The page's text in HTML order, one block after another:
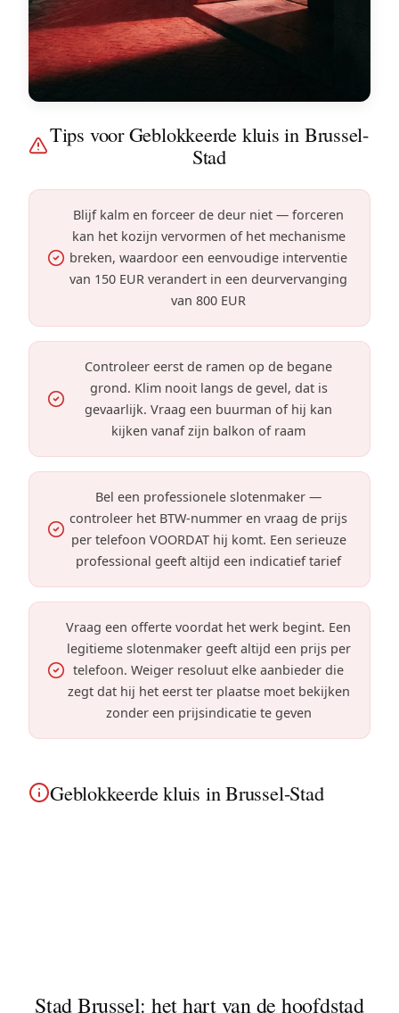
Tips voor Geblokkeerde kluis in Brussel-
Stad
Blijf kalm en forceer de deur niet — forceren
kan het kozijn vervormen of het mechanisme
breken, waardoor een eenvoudige interventie
van 150 EUR verandert in een deurvervanging
van 800 EUR
Controleer eerst de ramen op de begane
grond. Klim nooit langs de gevel, dat is
gevaarlijk. Vraag een buurman of hij kan
kijken vanaf zijn balkon of raam
Bel een professionele slotenmaker —
controleer het BTW-nummer en vraag de prijs
per telefoon VOORDAT hij komt. Een serieuze
professional geeft altijd een indicatief tarief
Vraag een offerte voordat het werk begint. Een
legitieme slotenmaker geeft altijd een prijs per
telefoon. Weiger resoluut elke aanbieder die
zegt dat hij het eerst ter plaatse moet bekijken
zonder een prijsindicatie te geven
Geblokkeerde kluis in Brussel-Stad
Stad Brussel: het hart van de hoofdstad